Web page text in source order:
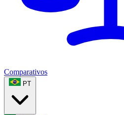
Comparativos
PT